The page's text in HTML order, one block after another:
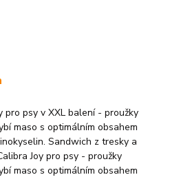
pro psy v XXL balení - proužky
maso s optimálním obsahem
Sandwich z tresky a
Joy pro psy - proužky
maso s optimálním obsahem